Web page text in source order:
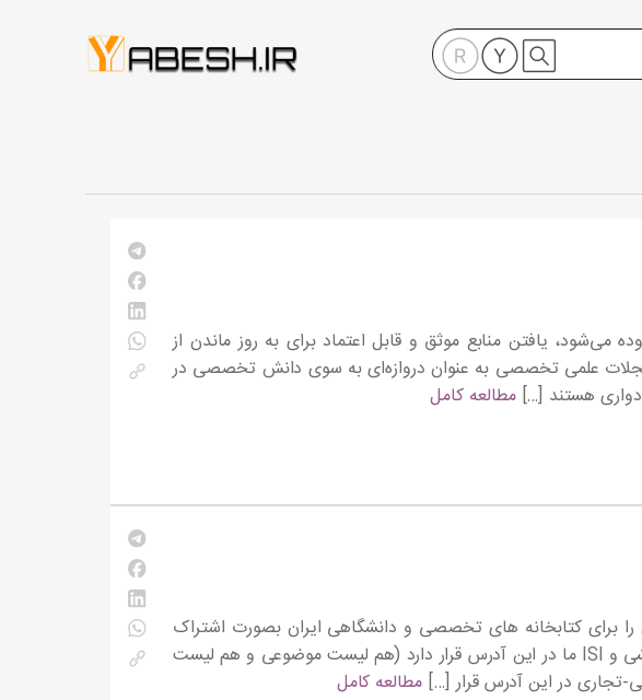
می‌شود، یافتن منابع موثق و قابل اعتماد برای به روز ماندن از
علمی تخصصی به عنوان دروازه‌ای به سوی دانش تخصصی در
هستند […]مطالعه کامل
برای کتابخانه های تخصصی و دانشگاهی ایران بصورت اشتراک
ماهیانه تأمین می کند. ۱. لیست های مجلات علمی – پژوهشی و ISI ما در این آدرس قرار دارد (هم لیست موضوعی و هم لیست
مطالعه کامل